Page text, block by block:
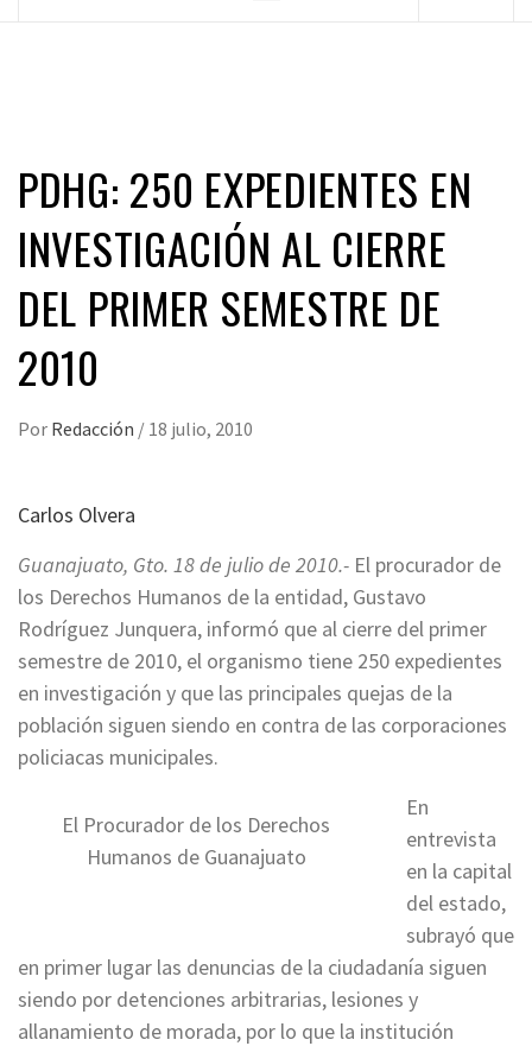
PDHG: 250 EXPEDIENTES EN
INVESTIGACIÓN AL CIERRE
DEL PRIMER SEMESTRE DE
2010
Por Redacción / 18 julio, 2010
Carlos Olvera
Guanajuato, Gto. 18 de julio de 2010.- El procurador de
los Derechos Humanos de la entidad, Gustavo
Rodríguez Junquera, informó que al cierre del primer
semestre de 2010, el organismo tiene 250 expedientes
en investigación y que las principales quejas de la
población siguen siendo en contra de las corporaciones
policiacas municipales.
El Procurador de los Derechos
Humanos de Guanajuato
En
entrevista
en la capital
del estado,
subrayó que
en primer lugar las denuncias de la ciudadanía siguen
siendo por detenciones arbitrarias, lesiones y
allanamiento de morada, por lo que la institución